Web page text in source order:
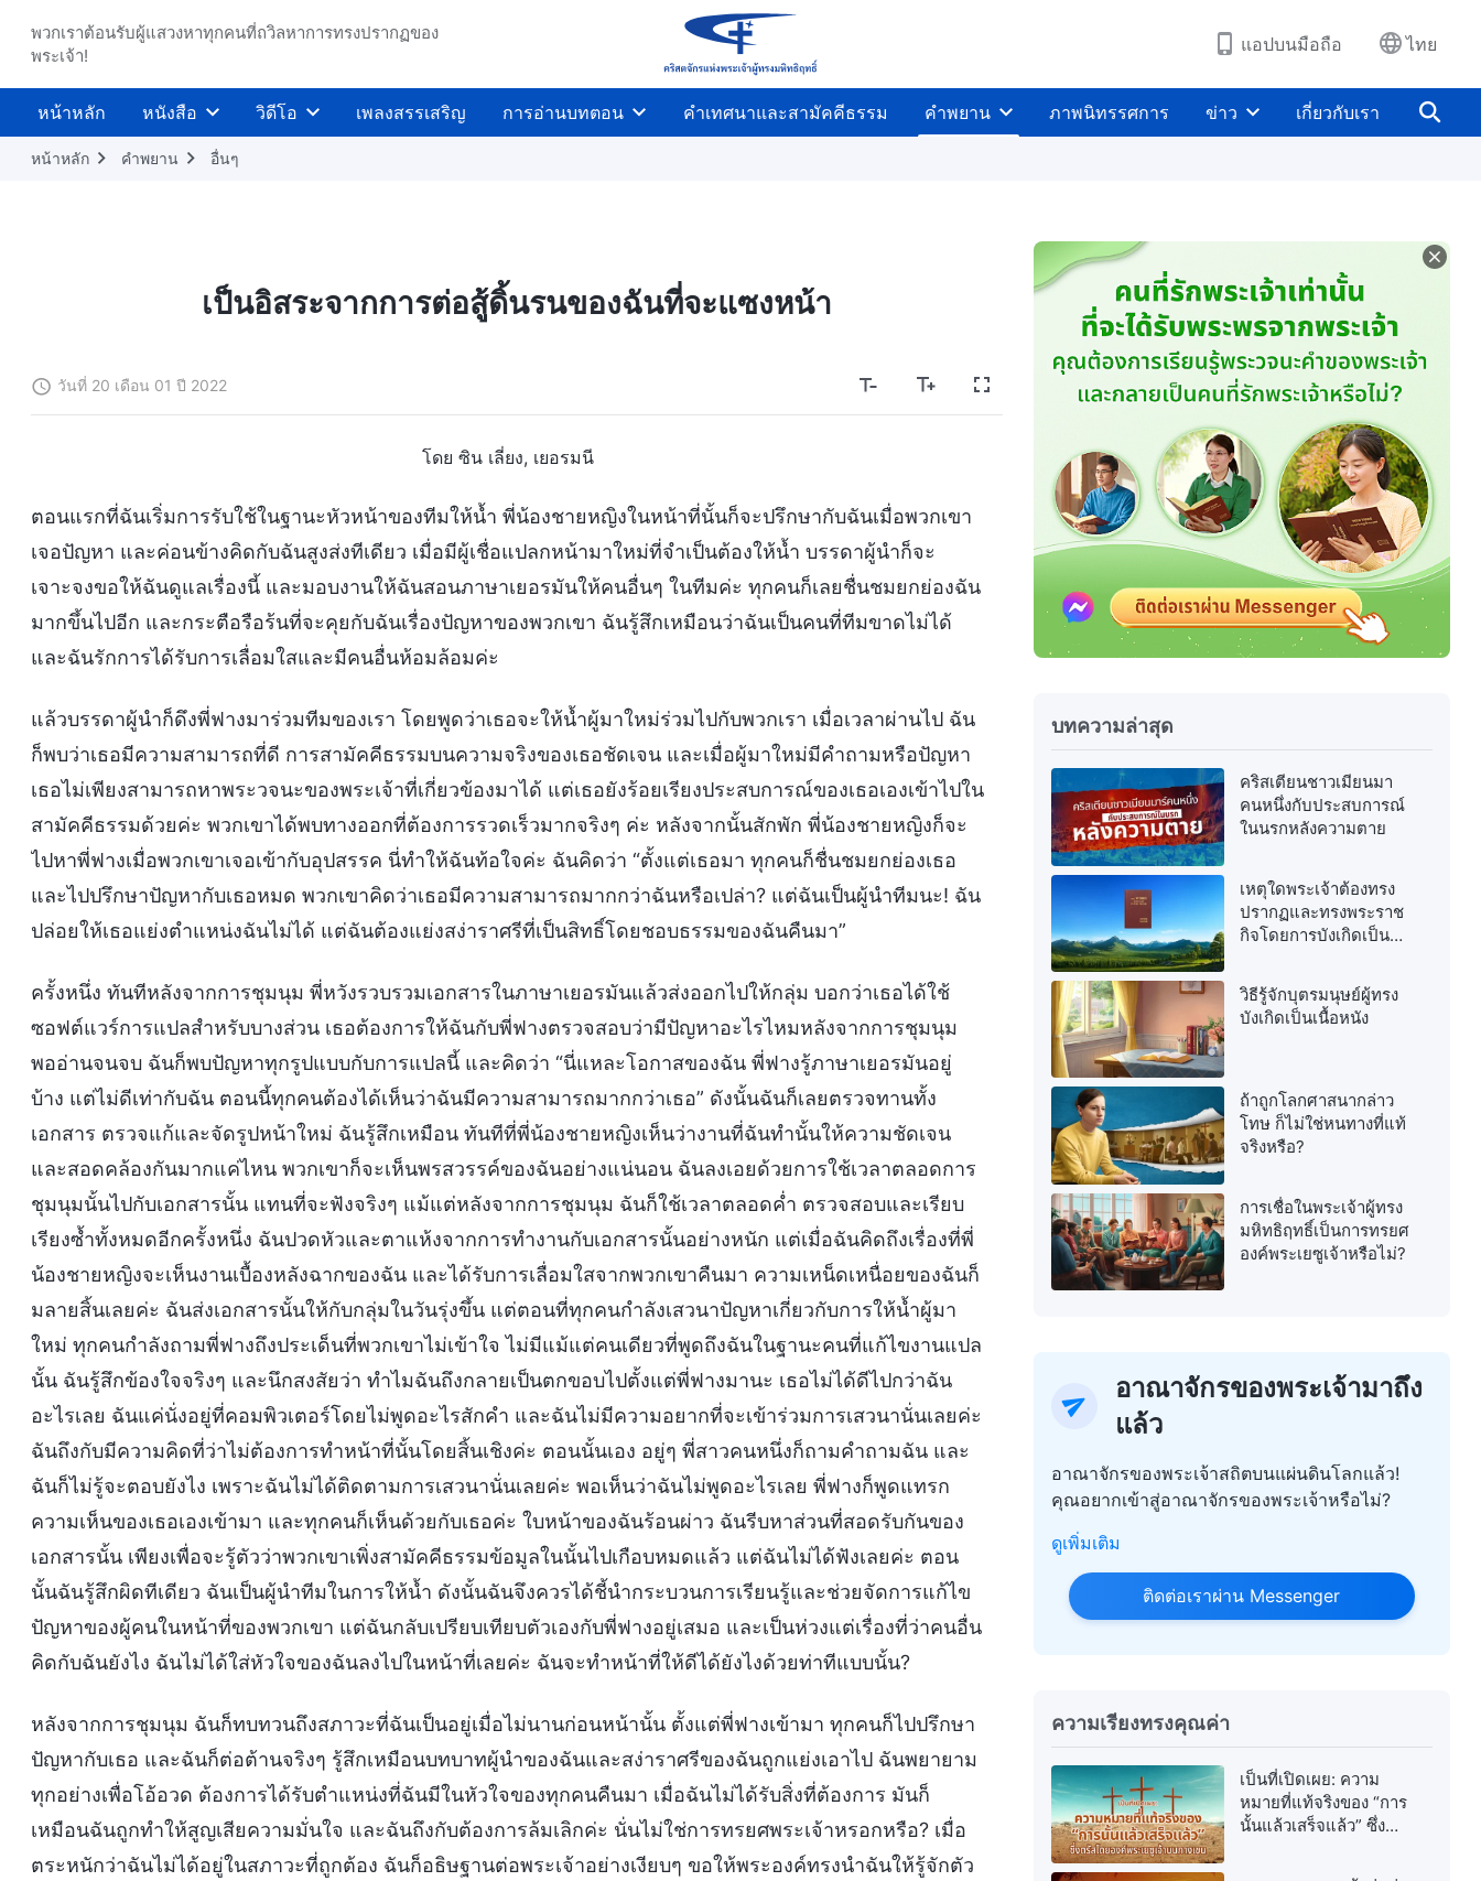
พวกเราต้อนรับผู้แสวงหาทุกคนที่ถวิลหาการทรงปรากฏของ
พระเจ้า!
แอปบนมือถือ ไทย
หน้าหลัก หนังสือ วิดีโอ เพลงสรรเสริญ การอ่านบทตอน คำเทศนาและสามัคคีธรรม คำพยาน ภาพนิทรรศการ ข่าว เกี่ยวกับเรา
หน้าหลัก คำพยาน อื่นๆ
เป็นอิสระจากการต่อสู้ดิ้นรนของฉันที่จะแซงหน้า
วันที่ 20 เดือน 01 ปี 2022
โดย ซิน เลี่ยง, เยอรมนี
ตอนแรกที่ฉันเริ่มการรับใช้ในฐานะหัวหน้าของทีมให้น้ำ พี่น้องชายหญิงในหน้าที่นั้นก็จะปรึกษากับฉันเมื่อพวกเขา
เจอปัญหา และค่อนข้างคิดกับฉันสูงส่งทีเดียว เมื่อมีผู้เชื่อแปลกหน้ามาใหม่ที่จำเป็นต้องให้น้ำ บรรดาผู้นำก็จะ
เจาะจงขอให้ฉันดูแลเรื่องนี้ และมอบงานให้ฉันสอนภาษาเยอรมันให้คนอื่นๆ ในทีมค่ะ ทุกคนก็เลยชื่นชมยกย่องฉัน
มากขึ้นไปอีก และกระตือรือร้นที่จะคุยกับฉันเรื่องปัญหาของพวกเขา ฉันรู้สึกเหมือนว่าฉันเป็นคนที่ทีมขาดไม่ได้
และฉันรักการได้รับการเลื่อมใสและมีคนอื่นห้อมล้อมค่ะ
แล้วบรรดาผู้นำก็ดึงพี่ฟางมาร่วมทีมของเรา โดยพูดว่าเธอจะให้น้ำผู้มาใหม่ร่วมไปกับพวกเรา เมื่อเวลาผ่านไป ฉัน
ก็พบว่าเธอมีความสามารถที่ดี การสามัคคีธรรมบนความจริงของเธอชัดเจน และเมื่อผู้มาใหม่มีคำถามหรือปัญหา
เธอไม่เพียงสามารถหาพระวจนะของพระเจ้าที่เกี่ยวข้องมาได้ แต่เธอยังร้อยเรียงประสบการณ์ของเธอเองเข้าไปใน
สามัคคีธรรมด้วยค่ะ พวกเขาได้พบทางออกที่ต้องการรวดเร็วมากจริงๆ ค่ะ หลังจากนั้นสักพัก พี่น้องชายหญิงก็จะ
ไปหาพี่ฟางเมื่อพวกเขาเจอเข้ากับอุปสรรค นี่ทำให้ฉันท้อใจค่ะ ฉันคิดว่า “ตั้งแต่เธอมา ทุกคนก็ชื่นชมยกย่องเธอ
และไปปรึกษาปัญหากับเธอหมด พวกเขาคิดว่าเธอมีความสามารถมากกว่าฉันหรือเปล่า? แต่ฉันเป็นผู้นำทีมนะ! ฉัน
ปล่อยให้เธอแย่งตำแหน่งฉันไม่ได้ แต่ฉันต้องแย่งสง่าราศรีที่เป็นสิทธิ์โดยชอบธรรมของฉันคืนมา”
ครั้งหนึ่ง ทันทีหลังจากการชุมนุม พี่หวังรวบรวมเอกสารในภาษาเยอรมันแล้วส่งออกไปให้กลุ่ม บอกว่าเธอได้ใช้
ซอฟต์แวร์การแปลสำหรับบางส่วน เธอต้องการให้ฉันกับพี่ฟางตรวจสอบว่ามีปัญหาอะไรไหมหลังจากการชุมนุม
พออ่านจนจบ ฉันก็พบปัญหาทุกรูปแบบกับการแปลนี้ และคิดว่า “นี่แหละโอกาสของฉัน พี่ฟางรู้ภาษาเยอรมันอยู่
บ้าง แต่ไม่ดีเท่ากับฉัน ตอนนี้ทุกคนต้องได้เห็นว่าฉันมีความสามารถมากกว่าเธอ” ดังนั้นฉันก็เลยตรวจทานทั้ง
เอกสาร ตรวจแก้และจัดรูปหน้าใหม่ ฉันรู้สึกเหมือน ทันทีที่พี่น้องชายหญิงเห็นว่างานที่ฉันทำนั้นให้ความชัดเจน
และสอดคล้องกันมากแค่ไหน พวกเขาก็จะเห็นพรสวรรค์ของฉันอย่างแน่นอน ฉันลงเอยด้วยการใช้เวลาตลอดการ
ชุมนุมนั้นไปกับเอกสารนั้น แทนที่จะฟังจริงๆ แม้แต่หลังจากการชุมนุม ฉันก็ใช้เวลาตลอดค่ำ ตรวจสอบและเรียบ
เรียงซ้ำทั้งหมดอีกครั้งหนึ่ง ฉันปวดหัวและตาแห้งจากการทำงานกับเอกสารนั้นอย่างหนัก แต่เมื่อฉันคิดถึงเรื่องที่พี่
น้องชายหญิงจะเห็นงานเบื้องหลังฉากของฉัน และได้รับการเลื่อมใสจากพวกเขาคืนมา ความเหน็ดเหนื่อยของฉันก็
มลายสิ้นเลยค่ะ ฉันส่งเอกสารนั้นให้กับกลุ่มในวันรุ่งขึ้น แต่ตอนที่ทุกคนกำลังเสวนาปัญหาเกี่ยวกับการให้น้ำผู้มา
ใหม่ ทุกคนกำลังถามพี่ฟางถึงประเด็นที่พวกเขาไม่เข้าใจ ไม่มีแม้แต่คนเดียวที่พูดถึงฉันในฐานะคนที่แก้ไขงานแปล
นั้น ฉันรู้สึกข้องใจจริงๆ และนึกสงสัยว่า ทำไมฉันถึงกลายเป็นตกขอบไปตั้งแต่พี่ฟางมานะ เธอไม่ได้ดีไปกว่าฉัน
อะไรเลย ฉันแค่นั่งอยู่ที่คอมพิวเตอร์โดยไม่พูดอะไรสักคำ และฉันไม่มีความอยากที่จะเข้าร่วมการเสวนานั่นเลยค่ะ
ฉันถึงกับมีความคิดที่ว่าไม่ต้องการทำหน้าที่นั้นโดยสิ้นเชิงค่ะ ตอนนั้นเอง อยู่ๆ พี่สาวคนหนึ่งก็ถามคำถามฉัน และ
ฉันก็ไม่รู้จะตอบยังไง เพราะฉันไม่ได้ติดตามการเสวนานั่นเลยค่ะ พอเห็นว่าฉันไม่พูดอะไรเลย พี่ฟางก็พูดแทรก
ความเห็นของเธอเองเข้ามา และทุกคนก็เห็นด้วยกับเธอค่ะ ใบหน้าของฉันร้อนผ่าว ฉันรีบหาส่วนที่สอดรับกันของ
เอกสารนั้น เพียงเพื่อจะรู้ตัวว่าพวกเขาเพิ่งสามัคคีธรรมข้อมูลในนั้นไปเกือบหมดแล้ว แต่ฉันไม่ได้ฟังเลยค่ะ ตอน
นั้นฉันรู้สึกผิดทีเดียว ฉันเป็นผู้นำทีมในการให้น้ำ ดังนั้นฉันจึงควรได้ชี้นำกระบวนการเรียนรู้และช่วยจัดการแก้ไข
ปัญหาของผู้คนในหน้าที่ของพวกเขา แต่ฉันกลับเปรียบเทียบตัวเองกับพี่ฟางอยู่เสมอ และเป็นห่วงแต่เรื่องที่ว่าคนอื่น
คิดกับฉันยังไง ฉันไม่ได้ใส่หัวใจของฉันลงไปในหน้าที่เลยค่ะ ฉันจะทำหน้าที่ให้ดีได้ยังไงด้วยท่าทีแบบนั้น?
หลังจากการชุมนุม ฉันก็ทบทวนถึงสภาวะที่ฉันเป็นอยู่เมื่อไม่นานก่อนหน้านั้น ตั้งแต่พี่ฟางเข้ามา ทุกคนก็ไปปรึกษา
ปัญหากับเธอ และฉันก็ต่อต้านจริงๆ รู้สึกเหมือนบทบาทผู้นำของฉันและสง่าราศรีของฉันถูกแย่งเอาไป ฉันพยายาม
ทุกอย่างเพื่อโอ้อวด ต้องการได้รับตำแหน่งที่ฉันมีในหัวใจของทุกคนคืนมา เมื่อฉันไม่ได้รับสิ่งที่ต้องการ มันก็
เหมือนฉันถูกทำให้สูญเสียความมั่นใจ และฉันถึงกับต้องการล้มเลิกค่ะ นั่นไม่ใช่การทรยศพระเจ้าหรอกหรือ? เมื่อ
ตระหนักว่าฉันไม่ได้อยู่ในสภาวะที่ถูกต้อง ฉันก็อธิษฐานต่อพระเจ้าอย่างเงียบๆ ขอให้พระองค์ทรงนำฉันให้รู้จักตัว
บทความล่าสุด
คริสเตียนชาวเมียนมา
คนหนึ่งกับประสบการณ์
ในนรกหลังความตาย
เหตุใดพระเจ้าต้องทรง
ปรากฏและทรงพระราช
กิจโดยการบังเกิดเป็น
วิธีรู้จักบุตรมนุษย์ผู้ทรง
บังเกิดเป็นเนื้อหนัง
ถ้าถูกโลกศาสนากล่าว
โทษ ก็ไม่ใช่หนทางที่แท้
จริงหรือ?
การเชื่อในพระเจ้าผู้ทรง
มหิทธิฤทธิ์เป็นการทรยศ
องค์พระเยซูเจ้าหรือไม่?
อาณาจักรของพระเจ้ามาถึง
แล้ว
อาณาจักรของพระเจ้าสถิตบนแผ่นดินโลกแล้ว!
คุณอยากเข้าสู่อาณาจักรของพระเจ้าหรือไม่?
ดูเพิ่มเติม
ติดต่อเราผ่าน Messenger
ความเรียงทรงคุณค่า
เป็นที่เปิดเผย: ความ
หมายที่แท้จริงของ “การ
นั้นแล้วเสร็จแล้ว” ซึ่ง